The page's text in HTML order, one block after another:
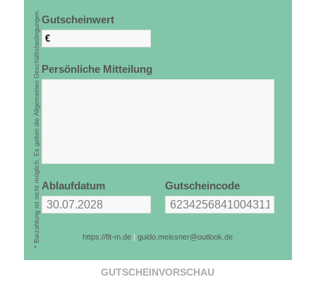
Gutscheinwert
€
Persönliche Mitteilung
Ablaufdatum Gutscheincode
https://fit-m.de |guido.meissner@outlook.de
* Barzahlung ist nicht möglich. Es gelten die Allgemeinen Geschäftsbedingungen.
GUTSCHEINVORSCHAU